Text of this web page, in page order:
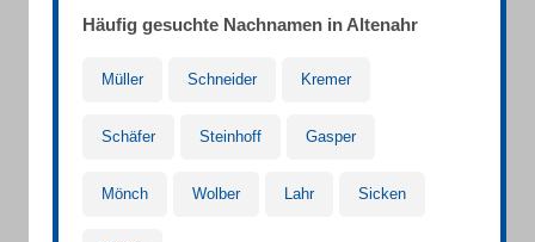
Häufig gesuchte Nachnamen in Altenahr
Müller Schneider Kremer
Schäfer Steinhoff Gasper
Mönch Wolber Lahr Sicken